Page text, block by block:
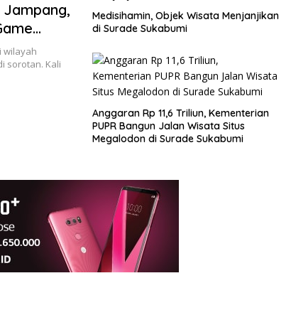
Jampang,
wilayah
sorotan. Kali
Medisihamin, Objek Wisata Menjanjikan
di Surade Sukabumi
Anggaran Rp 11,6 Triliun, Kementerian
PUPR Bangun Jalan Wisata Situs
Megalodon di Surade Sukabumi